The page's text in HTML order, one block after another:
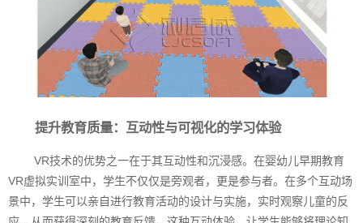
提升教育质量：互动性与可视化的学习体验
VR技术的优势之一在于其互动性和沉浸感。在婴幼儿早期教育
VR虚拟实训室中，学生不仅仅是旁观者，更是参与者。在多个互动场
景中，学生可以亲自进行教育活动的设计与实施，实时观察儿童的反